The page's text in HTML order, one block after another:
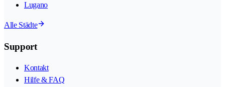
Lugano
Alle Städte
Support
Kontakt
Hilfe & FAQ